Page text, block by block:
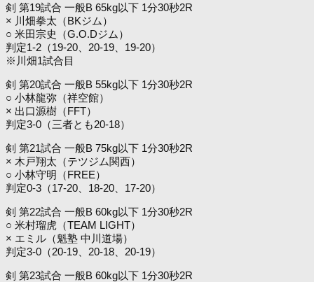
剣 第19試合 一般B 65kg以下 1分30秒2R
× 川畑拳太（BKジム）
○ 米田宗史（G.O.Dジム）
判定1-2（19-20、20-19、19-20）
※川畑1試合目
剣 第20試合 一般B 55kg以下 1分30秒2R
○ 小林龍弥（祥空館）
× 出口源樹（FFT）
判定3-0（三者とも20-18）
剣 第21試合 一般B 75kg以下 1分30秒2R
× 木戸翔太（テツジム関西）
○ 小林守明（FREE）
判定0-3（17-20、18-20、17-20）
剣 第22試合 一般B 60kg以下 1分30秒2R
○ 米村瑠虎（TEAM LIGHT）
× エミル（魁塾 中川道場）
判定3-0（20-19、20-18、20-19）
剣 第23試合 一般B 60kg以下 1分30秒2R